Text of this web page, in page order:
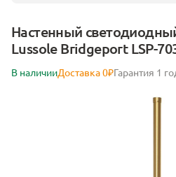
Настенный
Lussole Bridgeport LSP-
В наличииДоставка 0₽Гарантия 1